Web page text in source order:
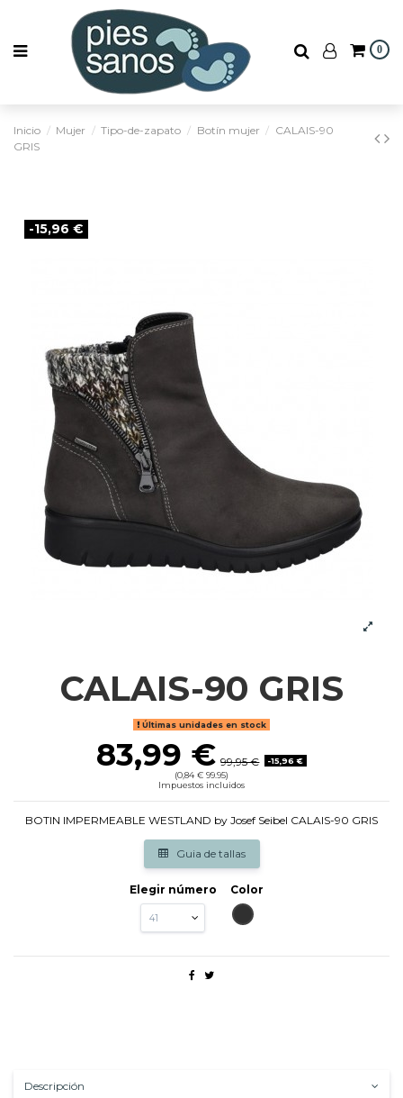
0
Inicio Mujer Tipo-de-zapato Botín mujer
CALAIS-90
GRIS
-15,96 €
CALAIS-90 GRIS
Últimas unidades en stock
83,99 € 99,95 €
-15,96 €
(0,84 € 99.95)
Impuestos incluidos
BOTIN IMPERMEABLE WESTLAND by Josef Seibel CALAIS-90 GRIS
Guia de tallas
Elegir número
Color
ANTRACITA
Descripción